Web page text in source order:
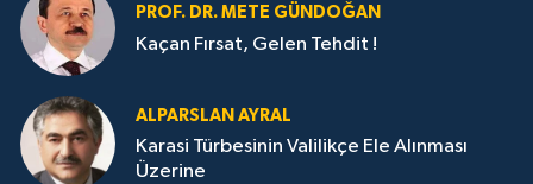
PROF. DR. METE GÜNDOĞAN
Kaçan Fırsat, Gelen Tehdit !
ALPARSLAN AYRAL
Karasi Türbesinin Valilikçe Ele Alınması
Üzerine